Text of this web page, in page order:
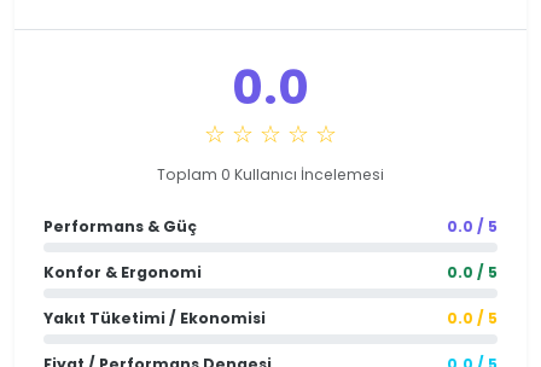
0.0
☆ ☆ ☆ ☆ ☆
Toplam 0 Kullanıcı İncelemesi
Performans & Güç 0.0 / 5
Konfor & Ergonomi 0.0 / 5
Yakıt Tüketimi / Ekonomisi 0.0 / 5